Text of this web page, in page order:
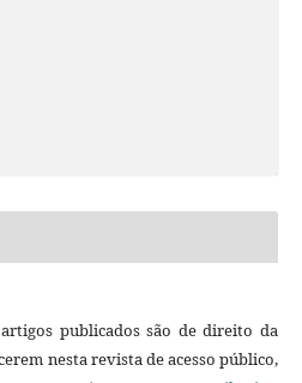
publicados são de direito da
nesta revista de acesso público,